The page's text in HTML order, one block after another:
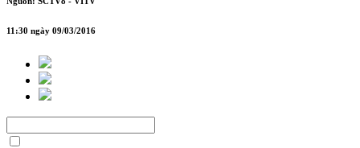
11:30 ngày 09/03/2016